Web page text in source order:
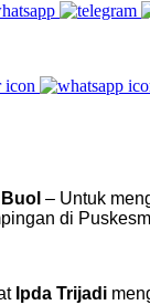
– Untuk
di
Ipda Trijadi